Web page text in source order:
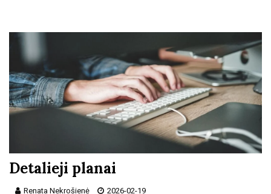
Detalieji planai
Renata Nekrošienė 2026-02-19